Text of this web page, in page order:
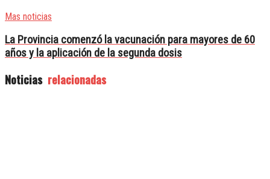
Mas noticias
La Provincia comenzó la vacunación para mayores de 60
años y la aplicación de la segunda dosis
Noticias relacionadas